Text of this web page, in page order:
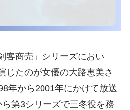
客商売」シリーズにおい
じたのが女優の大路恵美さ
年から2001年にかけて放送
第3シリーズで三冬役を務